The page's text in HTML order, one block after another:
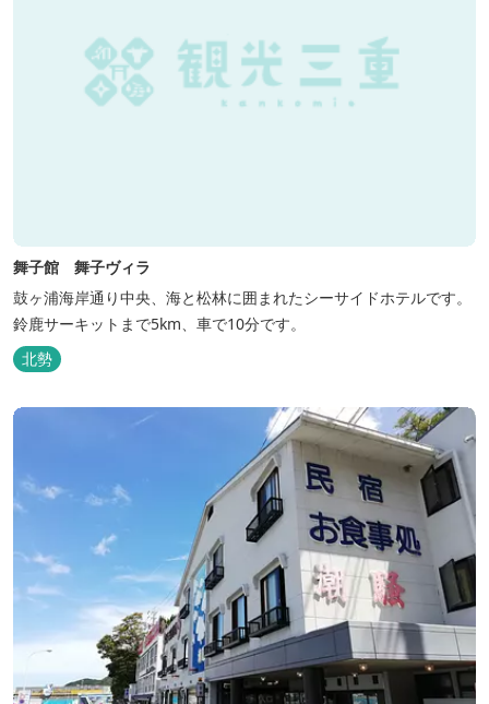
舞子館 舞子ヴィラ
鼓ヶ浦海岸通り中央、海と松林に囲まれたシーサイドホテルです。
鈴鹿サーキットまで5km、車で10分です。
北勢